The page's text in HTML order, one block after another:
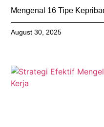
Mengenal 16 Tipe
August 30, 2025